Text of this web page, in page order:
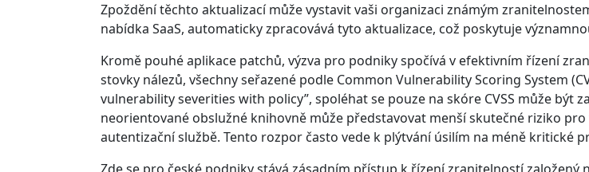
Zpoždění těchto aktualizací může vystavit vaši organizaci známým
nabídka SaaS, automaticky zpracovává tyto aktualizace, což poskytuje
Kromě pouhé aplikace patchů, výzva pro podniky spočívá v efektivním řízení
stovky nálezů, všechny seřazené podle Common Vulnerability Scoring System
vulnerability severities with policy”, spoléhat se pouze na skóre CVSS může být
neorientované obslužné knihovně může představovat menší skutečné riziko
autentizační službě. Tento rozpor často vede k plýtvání úsilím na méně kritické